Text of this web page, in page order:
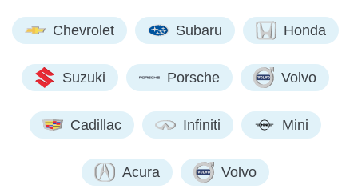
Chevrolet Subaru Honda
Suzuki Porsche Volvo
Cadillac Infiniti Mini
Acura Volvo